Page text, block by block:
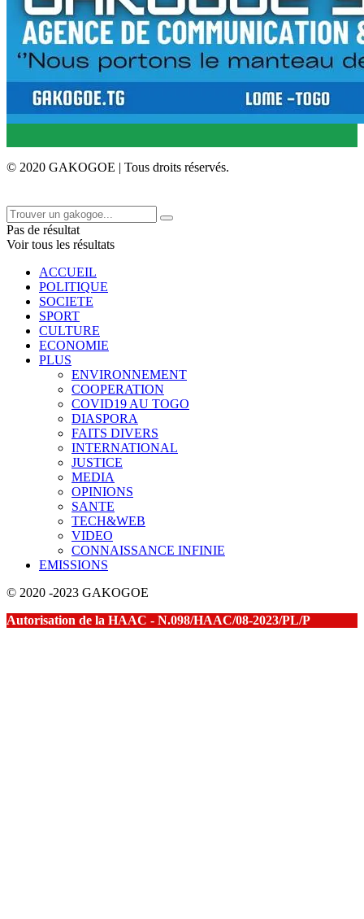
© 2020 GAKOGOE | Tous droits réservés.
Pas de résultat
Voir tous les résultats
ACCUEIL
POLITIQUE
SOCIETE
SPORT
CULTURE
ECONOMIE
PLUS
ENVIRONNEMENT
COOPERATION
COVID19 AU TOGO
DIASPORA
FAITS DIVERS
INTERNATIONAL
JUSTICE
MEDIA
OPINIONS
SANTE
TECH&WEB
VIDEO
CONNAISSANCE INFINIE
EMISSIONS
© 2020 -2023 GAKOGOE
Autorisation de la HAAC - N.098/HAAC/08-2023/PL/P